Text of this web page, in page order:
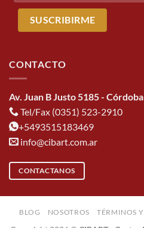
CONTACTO
Av. Juan B Justo 5185 -
Tel/Fax (0351) 523-2910
+5493515183469
info@cibart.com.ar
CONTACTANOS
BLOG NOSOTROS TÉRMINOS